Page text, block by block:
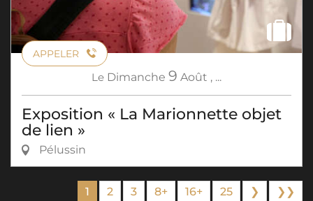
APPELER
Le Dimanche 9 Août , ...
Exposition « La Marionnette objet
de lien »
Pélussin
1 2 3 8+ 16+ 25 ❯ ❯❯